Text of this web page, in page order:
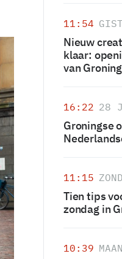
11:54
Nieuw
klaar:
van
16:22 28
Groningse
11:15
Tien tips
zondag in
10:39